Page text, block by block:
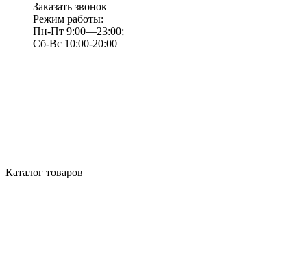
Заказать звонок
Режим работы:
Пн-Пт 9:00—23:00;
Сб-Вс 10:00-20:00
Каталог товаров